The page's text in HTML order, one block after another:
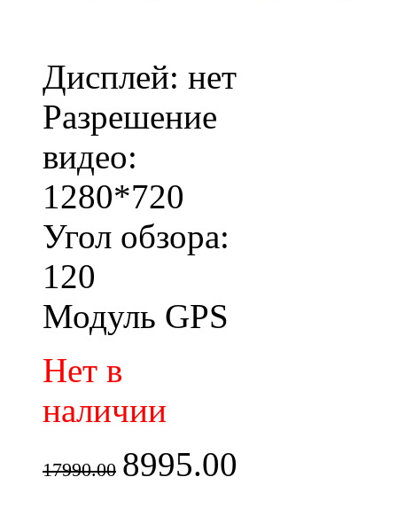
Дисплей: нет
Разрешение
видео:
1280*720
Угол обзора:
120
Модуль GPS
Нет в
наличии
17990.00 8995.00